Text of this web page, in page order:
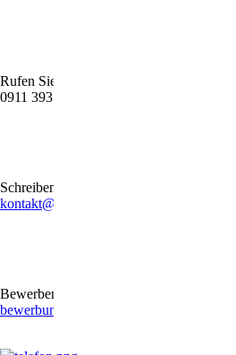
Rufen Sie uns gerne an
0911 39372790
Schreiben Sie uns gerne eine E-Mail
kontakt@stb-becker-zeiler.de
Bewerben Sie sich online oder per E-Mail
bewerbung@stb-becker-zeiler.de